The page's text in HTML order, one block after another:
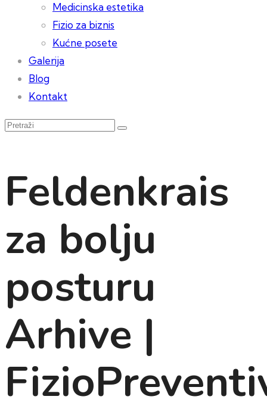
Medicinska estetika
Fizio za biznis
Kućne posete
Galerija
Blog
Kontakt
Feldenkrais
za bolju
posturu
Arhive |